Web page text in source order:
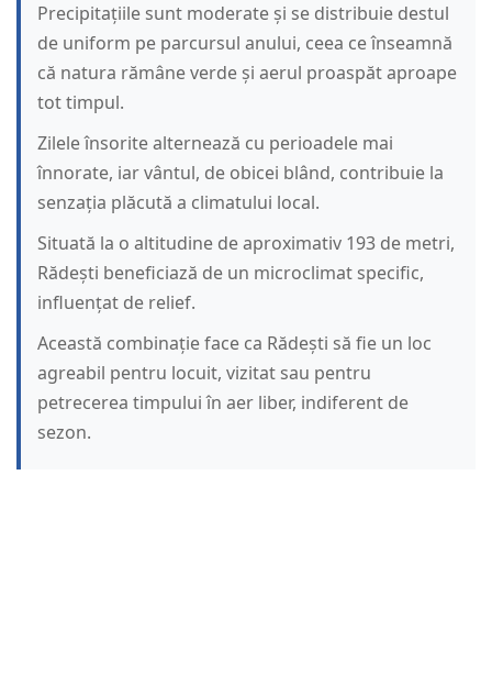
Precipitațiile sunt moderate și se distribuie destul
de uniform pe parcursul anului, ceea ce înseamnă
că natura rămâne verde și aerul proaspăt aproape
tot timpul.
Zilele însorite alternează cu perioadele mai
înnorate, iar vântul, de obicei blând, contribuie la
senzația plăcută a climatului local.
Situată la o altitudine de aproximativ 193 de metri,
Rădești beneficiază de un microclimat specific,
influențat de relief.
Această combinație face ca Rădești să fie un loc
agreabil pentru locuit, vizitat sau pentru
petrecerea timpului în aer liber, indiferent de
sezon.